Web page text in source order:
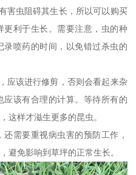
害虫阻碍其生长，所以可以购买
利于生长。需要注意，虫的种
喷药的时间，以免错过杀虫的
应该进行修剪，否则会看起来杂
该有合理的计算。等待所有的
这样才滋生更多的昆虫。
需要重视病虫害的预防工作，
避免影响到草坪的正常生长。